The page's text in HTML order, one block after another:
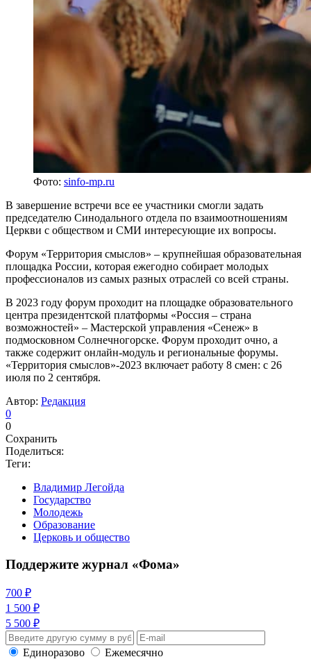
Фото: sinfo-mp.ru
В завершение встречи все ее участники смогли задать
председателю Синодального отдела по взаимоотношениям
Церкви с обществом и СМИ интересующие их вопросы.
Форум «Территория смыслов» – крупнейшая образовательная
площадка России, которая ежегодно собирает молодых
профессионалов из самых разных отраслей со всей страны.
В 2023 году форум проходит на площадке образовательного
центра президентской платформы «Россия – страна
возможностей» – Мастерской управления «Сенеж» в
подмосковном Солнечногорске. Форум проходит очно, а
также содержит онлайн-модуль и региональные форумы.
«Территория смыслов»-2023 включает работу 8 смен: с 26
июля по 2 сентября.
Автор: Редакция
0
0
Сохранить
Поделиться:
Теги:
Владимир Легойда
Государство
Молодежь
Образование
Церковь и общество
Поддержите журнал «Фома»
700 ₽
1 500 ₽
5 500 ₽
Единоразово
Ежемесячно